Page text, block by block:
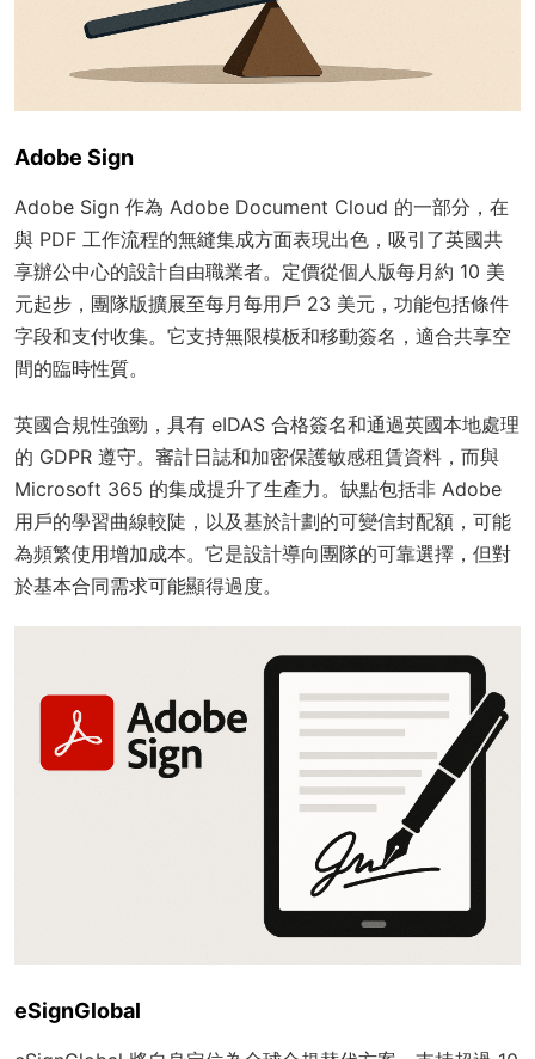
Adobe Sign
Adobe Sign 作為 Adobe Document Cloud 的一部分，在
與 PDF 工作流程的無縫集成方面表現出色，吸引了英國共
享辦公中心的設計自由職業者。定價從個人版每月約 10 美
元起步，團隊版擴展至每月每用戶 23 美元，功能包括條件
字段和支付收集。它支持無限模板和移動簽名，適合共享空
間的臨時性質。
英國合規性強勁，具有 eIDAS 合格簽名和通過英國本地處理
的 GDPR 遵守。審計日誌和加密保護敏感租賃資料，而與
Microsoft 365 的集成提升了生產力。缺點包括非 Adobe
用戶的學習曲線較陡，以及基於計劃的可變信封配額，可能
為頻繁使用增加成本。它是設計導向團隊的可靠選擇，但對
於基本合同需求可能顯得過度。
eSignGlobal